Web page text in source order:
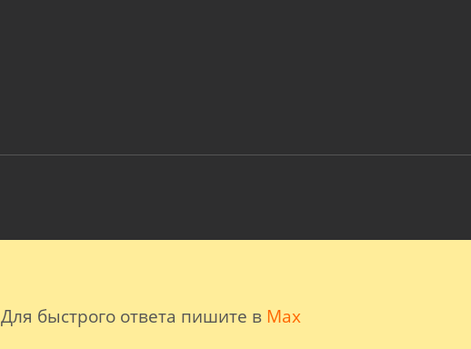
Для быстрого ответа пишите в Max